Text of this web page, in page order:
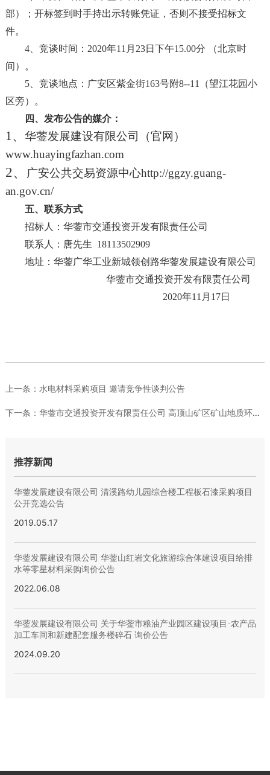
部）；开标签到时手持出示转账凭证，否则不接受招标文
件。
4、 竞谈时间： 2020年11 月 23日 下午15.00分
（北京时
间）
。
5、 竞谈地点： 广安区紫金街163号附8--11
（望江花园小
区旁）。
四、发布公告的媒介：
1、 华蓥发展建设有限公司（官网）
www.huayingfazhan.com
2、 广安公共交易资源中心http://ggzy.guang-
an.gov.cn/
五、联系方式
招标人：华蓥市交通投资开发有限责任公司
联系人：唐先生 18113502909
地址：华蓥广华工业新城领创路华蓥发展建设有限公司
华蓥市交通投资开发有限责任公司
2020年11 月 17日
上一条： 水电材料采购项目 邀请竞争性谈判公告
下一条： 华蓥市交通投资开发有限责任公司 高顶山矿区矿山地质环境治理恢...
推荐新闻
华蓥发展建设有限公司 清溪路幼儿园综合楼工程板石漆采购项目
公开竞选公告
2019.05.17
华蓥发展建设有限公司 华蓥山红岩文化旅游综合体建设项目给排
水等零星材料采购询价公告
2022.06.08
华蓥发展建设有限公司 关于华蓥市粮油产业园区建设项目-农产品
加工车间和新建配套服务楼碎石 询价公告
2024.09.20